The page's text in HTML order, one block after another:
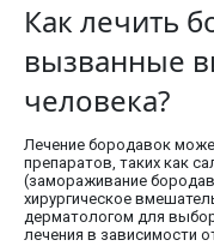
Как лечить
вызванные
человека?
Лечение бородавок
препаратов, таких как
(замораживание
хирургическое
дерматологом для
лечения в зависимости